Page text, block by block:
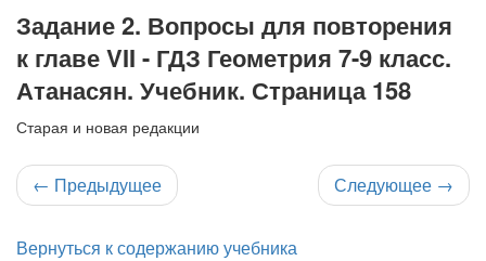
Задание 2. Вопросы для повторения
к главе VII - ГДЗ Геометрия 7-9 класс.
Атанасян. Учебник. Страница 158
Старая и новая редакции
← Предыдущее Следующее →
Вернуться к содержанию учебника